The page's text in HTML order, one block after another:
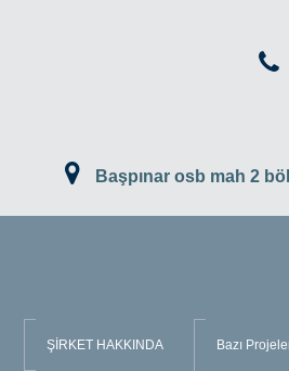
Başpınar osb mah 2
ŞİRKET HAKKINDA Bazı